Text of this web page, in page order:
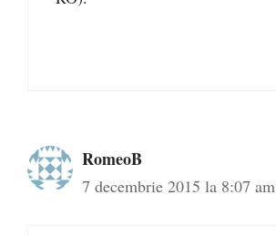
RomeoB
7 decembrie 2015 la 8:07 am